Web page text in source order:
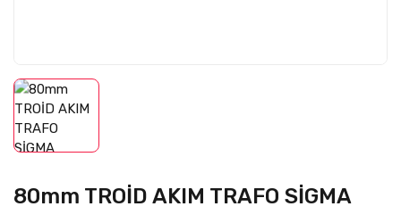
80mm TROİD AKIM TRAFO SİGMA